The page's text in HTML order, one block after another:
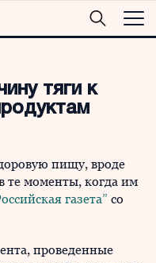
тяги к
пищу, вроде
те моменты, когда им
газета” со
проведенные